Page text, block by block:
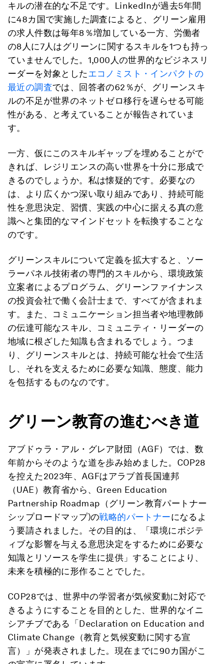
キルの潜在的な不足です。LinkedInが過去5年間
に48カ国で実施した調査によると、グリーン雇用
の求人件数は毎年8％増加している一方、労働者
の8人に7人はグリーンに関するスキルを1つも持っ
ていませんでした。1,000人の世界的なビジネスリ
ーダーを対象としたエコノミスト・インパクトの
最近の調査では、回答者の62％が、グリーンスキ
ルの不足が世界のネットゼロ移行を遅らせる可能
性がある、と考えていることが報告されていま
す。
一方、仮にこのスキルギャップを埋めることがで
きれば、レジリエンスの高い世界を十分に形成で
きるのでしょうか。私は懐疑的です。必要なの
は、より広くかつ深い取り組みであり、持続可能
性を意思決定、習慣、実践の中心に据える真の意
識へと集団的なマインドセットを転換することな
のです。
グリーンスキルについて定義を拡大すると、ソー
ラーパネル技術者の専門的スキルから、環境政策
立案者によるプログラム、グリーンファイナンス
の投資会社で働く会計士まで、すべてが含まれま
す。また、コミュニケーション担当者や地理教師
の伝達可能なスキル、コミュニティ・リーダーの
地域に根ざした知識も含まれるでしょう。つま
り、グリーンスキルとは、持続可能な社会で生活
し、それを支えるために必要な知識、態度、能力
を包括するものなのです。
グリーン教育の進むべき道
アブドゥラ・アル・グレア財団（AGF）では、数
年前からそのような道を歩み始めました。COP28
を控えた2023年、AGFはアラブ首長国連邦
（UAE）教育省から、Green Education
Partnership Roadmap（グリーン教育パートナー
シップロードマップ)の戦略的パートナーになるよ
う要請されました。その目的は、「環境にポジテ
ィブな影響を与える意思決定をするために必要な
知識とリソースを学生に提供」することにより、
未来を積極的に形作ることでした。
COP28では、世界中の学習者が気候変動に対応で
きるようにすることを目的とした、世界的なイニ
シアチブである「Declaration on Education and
Climate Change（教育と気候変動に関する宣
言）」が発表されました。現在までに90カ国がこ